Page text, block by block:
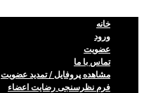
خانه
ورود
عضویت
تماس با ما
مشاهده پروفایل / تمدید عضویت
فرم نظر‌سنجی رضایت اعضاء